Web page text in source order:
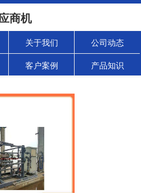
商机
关于我们 公司动态
客户案例 产品知识